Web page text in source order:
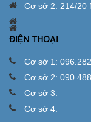
Cơ sở 2: 214/20
ĐIỆN THOẠI
Cơ sở 1:
Cơ sở 2:
Cơ sở 3:
Cơ sở 4: